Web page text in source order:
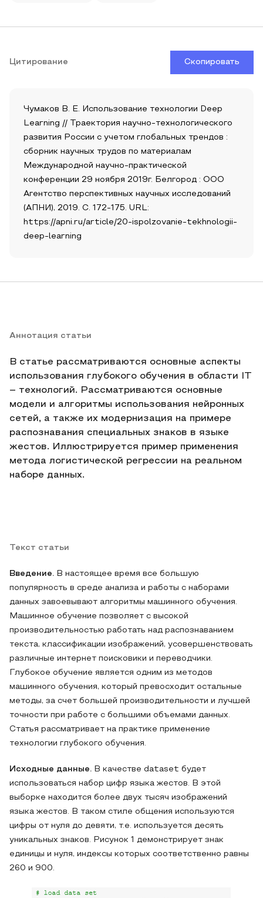
Цитирование Скопировать
Чумаков В. Е. Использование технологии Deep
Learning // Траектория научно-технологического
развития России с учетом глобальных трендов :
сборник научных трудов по материалам
Международной научно-практической
конференции 29 ноября 2019г. Белгород : ООО
Агентство перспективных научных исследований
(АПНИ), 2019. С. 172-175. URL:
https://apni.ru/article/20-ispolzovanie-tekhnologii-
deep-learning
Аннотация статьи
В статье рассматриваются основные аспекты
использования глубокого обучения в области IT
– технологий. Рассматриваются основные
модели и алгоритмы использования нейронных
сетей, а также их модернизация на примере
распознавания специальных знаков в языке
жестов. Иллюстрируется пример применения
метода логистической регрессии на реальном
наборе данных.
Текст статьи
Введение. В настоящее время все большую
популярность в среде анализа и работы с наборами
данных завоевывают алгоритмы машинного обучения.
Машинное обучение позволяет с высокой
производительностью работать над распознаванием
текста, классификации изображений, усовершенствовать
различные интернет поисковики и переводчики.
Глубокое обучение является одним из методов
машинного обучения, который превосходит остальные
методы, за счет большей производительности и лучшей
точности при работе с большими объемами данных.
Статья рассматривает на практике применение
технологии глубокого обучения.
Исходные данные. В качестве dataset будет
использоваться набор цифр языка жестов. В этой
выборке находится более двух тысяч изображений
языка жестов. В таком стиле общения используются
цифры от нуля до девяти, т.е. используется десять
уникальных знаков. Рисунок 1 демонстрирует знак
единицы и нуля, индексы которых соответственно равны
260 и 900.